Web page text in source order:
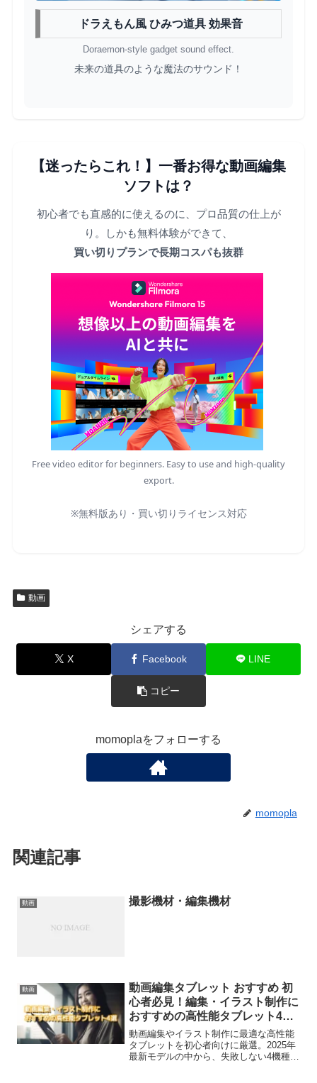
ドラえもん風 ひみつ道具 効果音
Doraemon-style gadget sound effect.
未来の道具のような魔法のサウンド！
【迷ったらこれ！】一番お得な動画編集
ソフトは？
初心者でも直感的に使えるのに、プロ品質の仕上が
り。しかも無料体験ができて、
買い切りプランで長期コスパも抜群
Free video editor for beginners. Easy to use and high-quality
export.
※無料版あり・買い切りライセンス対応
動画
シェアする
X Facebook LINE
コピー
momoplaをフォローする
momopla
関連記事
動画 撮影機材・編集機材
動画
動画編集タブレット おすすめ 初
心者必見！編集・イラスト制作に
おすすめの高性能タブレット4選
【2025年最新】
動画編集やイラスト制作に最適な高性能
タブレットを初心者向けに厳選。2025年
最新モデルの中から、失敗しない4機種を